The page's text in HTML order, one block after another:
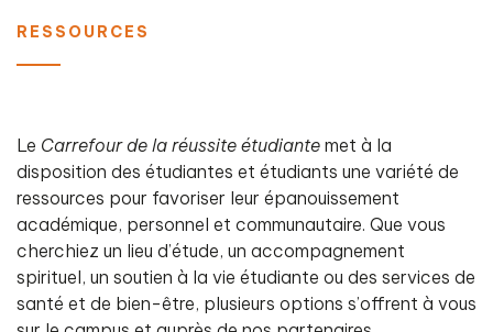
RESSOURCES
Le Carrefour de la réussite étudiante met à la
disposition des étudiantes et étudiants une variété de
ressources pour favoriser leur épanouissement
académique, personnel et communautaire. Que vous
cherchiez un lieu d’étude, un accompagnement
spirituel, un soutien à la vie étudiante ou des services de
santé et de bien-être, plusieurs options s’offrent à vous